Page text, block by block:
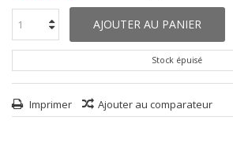
AJOUTER AU PANIER
Stock épuisé
Imprimer Ajouter au comparateur